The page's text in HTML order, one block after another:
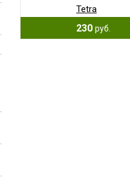
Tetra
230 руб.